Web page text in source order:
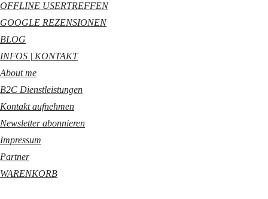
OFFLINE USERTREFFEN
GOOGLE REZENSIONEN
BLOG
INFOS | KONTAKT
About me
B2C Dienstleistungen
Kontakt aufnehmen
Newsletter abonnieren
Impressum
Partner
WARENKORB